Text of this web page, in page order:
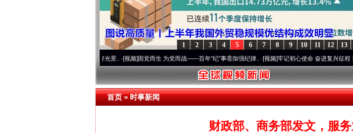
13
12
11
10
9
8
7
6
5
4
3
2
1
·[视频]因党而生 为党而战——百年“纪”事⑧加强纪律..·[视频]牢记初心使命 奋进复兴征程丨“转折之
首页»时事新闻
财政部、商务部发文，服